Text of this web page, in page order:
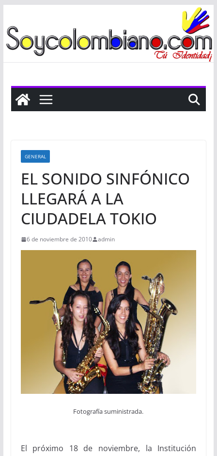
al
contenido
GENERAL
EL SONIDO SINFÓNICO
LLEGARÁ A LA
CIUDADELA TOKIO
6 de noviembre de 2010 admin
Fotografía suministrada.
El próximo 18 de noviembre, la Institución